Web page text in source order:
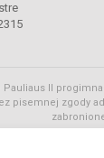
II
pisemnej zgody